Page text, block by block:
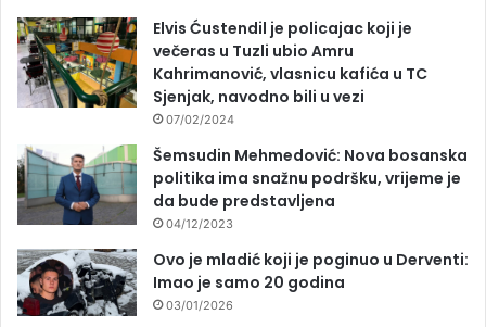
Elvis Ćustendil je policajac koji je
večeras u Tuzli ubio Amru
Kahrimanović, vlasnicu kafića u TC
Sjenjak, navodno bili u vezi
07/02/2024
Šemsudin Mehmedović: Nova bosanska
politika ima snažnu podršku, vrijeme je
da bude predstavljena
04/12/2023
Ovo je mladić koji je poginuo u Derventi:
Imao je samo 20 godina
03/01/2026